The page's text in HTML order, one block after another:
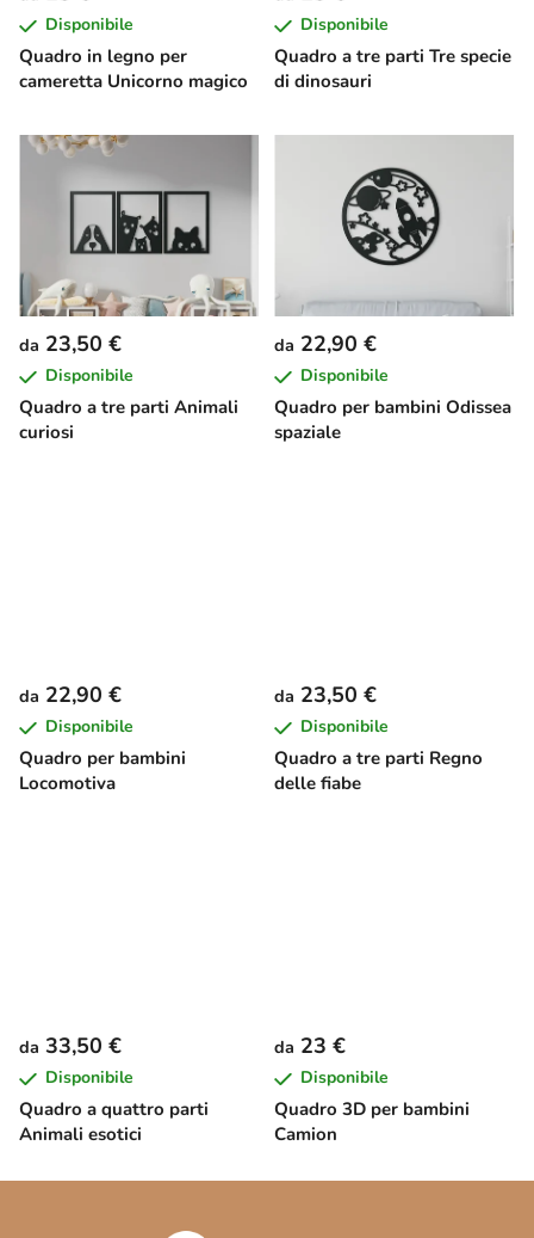
Quadro in legno per
cameretta Unicorno magico
Disponibile
Quadro a tre parti Tre specie
di dinosauri
Disponibile
Quadro a tre parti Animali
curiosi
da 23,50 €
Disponibile
Quadro per bambini Odissea
spaziale
da 22,90 €
Disponibile
Quadro per bambini
Locomotiva
da 22,90 €
Disponibile
Quadro a tre parti Regno
delle fiabe
da 23,50 €
Disponibile
Quadro a quattro parti
Animali esotici
da 33,50 €
Disponibile
Quadro 3D per bambini
Camion
da 23 €
Disponibile